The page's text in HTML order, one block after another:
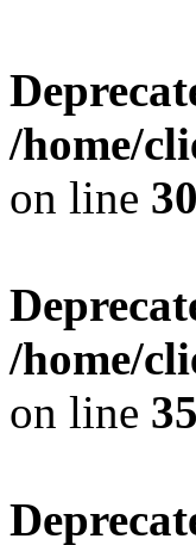
/home/
on line
/home/
on line 35